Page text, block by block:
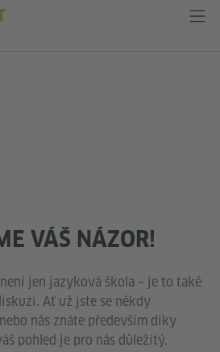
VÁŠ NÁZOR!
jen jazyková škola – je to také
Ať už jste se někdy
nás znáte především díky
pohled je pro nás důležitý.